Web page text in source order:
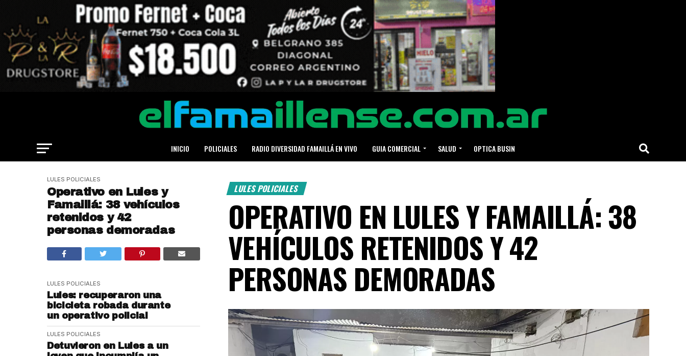
INICIO POLICIALES RADIO DIVERSIDAD FAMAILLÁ EN VIVO GUIA COMERCIAL SALUD OPTICA BUSIN
LULES POLICIALES
Operativo en Lules y
Famaillá: 38 vehículos
retenidos y 42
personas demoradas
LULES POLICIALES
Lules: recuperaron una
bicicleta robada durante
un operativo policial
LULES POLICIALES
Detuvieron en Lules a un
LULES POLICIALES
OPERATIVO EN LULES Y FAMAILLÁ: 38
VEHÍCULOS RETENIDOS Y 42
PERSONAS DEMORADAS